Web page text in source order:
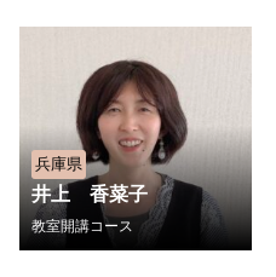
兵庫県
井上 香菜子
教室開講コース